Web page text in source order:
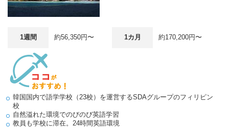
1週間 約56,350円〜 1カ月 約170,200円〜
韓国国内で語学学校（23校）を運営するSDAグループのフィリピン
校
自然溢れた環境でのびのび英語学習
教員も学校に滞在。24時間英語環境